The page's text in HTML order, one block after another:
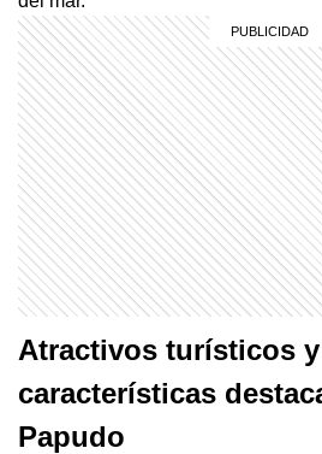
Atractivos turísticos y
características
Papudo